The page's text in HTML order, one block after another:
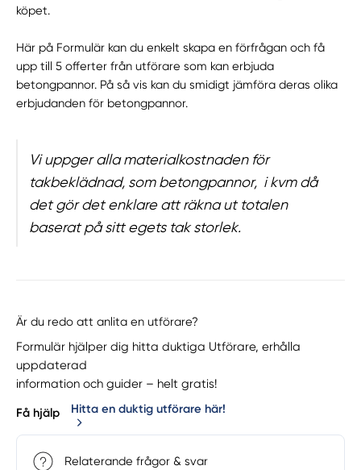
köpet.
Här på Formulär kan du enkelt skapa en förfrågan och få
upp till 5 offerter från utförare som kan erbjuda
betongpannor. På så vis kan du smidigt jämföra deras olika
erbjudanden för betongpannor.
Vi uppger alla materialkostnaden för
takbeklädnad, som betongpannor, i kvm då
det gör det enklare att räkna ut totalen
baserat på sitt egets tak storlek.
Är du redo att anlita en utförare?
Formulär hjälper dig hitta duktiga Utförare, erhålla
uppdaterad
information och guider – helt gratis!
Få hjälp Hitta en duktig utförare här!
Relaterande frågor & svar